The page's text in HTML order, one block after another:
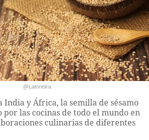
@Latoneira
India y África, la semilla de sésamo
por las cocinas de todo el mundo en
culinarias de diferentes